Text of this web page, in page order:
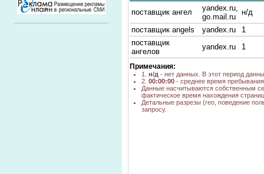
поставщик ангел
yandex.ru,
go.mail.ru
н/д
поставщик angels
yandex.ru
1
поставщик
ангелов
yandex.ru 1
Примечания:
1. н/д - нет данных. В этот период
2. 00:00:00 - среднее время
Данные насчитываются собственным
фактическое время нахождения
Детальные разрезы (гео, поведение
запросу.